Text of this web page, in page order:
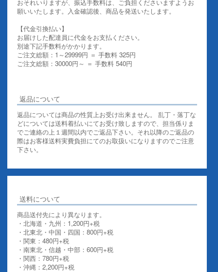
おそれいりますが、振込手数料は、ご負担くださいますようお
願いいたします。入金確認後、商品を発送いたします。
【代金引換払い】
お届けした配達員に代金をお支払ください。
別途下記手数料がかかります。
ご注文総額：1～29999円 ＝ 手数料 325円
ご注文総額：30000円～ ＝ 手数料 540円
返品について
返品については商品の性質上お受け出来ません。 乱丁・落丁な
どについては送料着払いにてお受け致しますので、担当係りま
でご連絡の上１週間以内でご返品下さい。それ以降のご返品の
際はお客様送料実費負担にてのお取扱いになりますのでご注意
下さい。
送料について
商品送付先により異なります。
・北海道・九州：1,200円+税
・北東北・中国・四国：800円+税
・関東：480円+税
・南東北・信越・中部：600円+税
・関西：780円+税
・沖縄：2,200円+税